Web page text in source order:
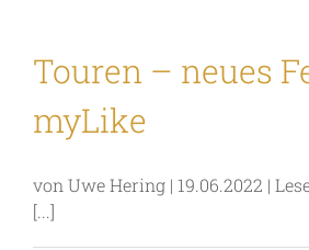
Touren – neues
myLike
von Uwe Hering | 19.06.2022 |
[...]